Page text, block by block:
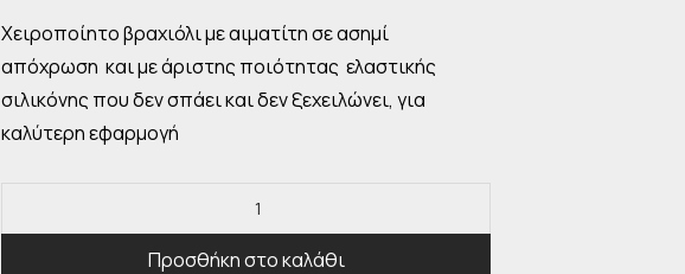
17,00 €. είναι:
15,00 €.
Χειροποίητο βραχιόλι με αιματίτη σε ασημί
απόχρωση και με άριστης ποιότητας ελαστικής
σιλικόνης που δεν σπάει και δεν ξεχειλώνει, για
καλύτερη εφαρμογή
Προσθήκη στο καλάθι